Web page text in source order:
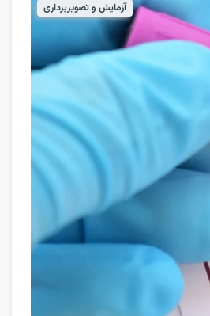
آزمایش و تصویربرداری